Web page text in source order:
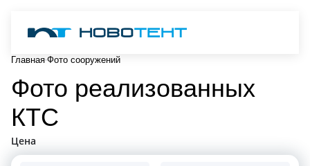
Главная Фото сооружений
Фото реализованных
КТС
Цена